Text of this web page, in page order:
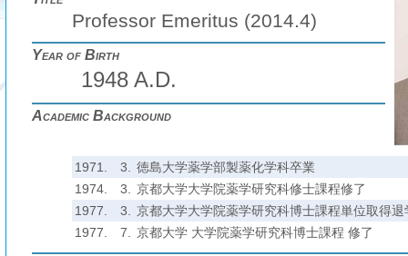
Professor Emeritus (2014.4)
Year of Birth
1948 A.D.
Academic Background
1971. 3.
徳島大学薬学部製薬化学科卒業
1974.
3.
京都大学大学院薬学研究科修士課程修了
1977.
3.
京都大学大学院薬学研究科博士課程単位取得退
1977.
7. 京都大学 大学院薬学研究科博士課程 修了